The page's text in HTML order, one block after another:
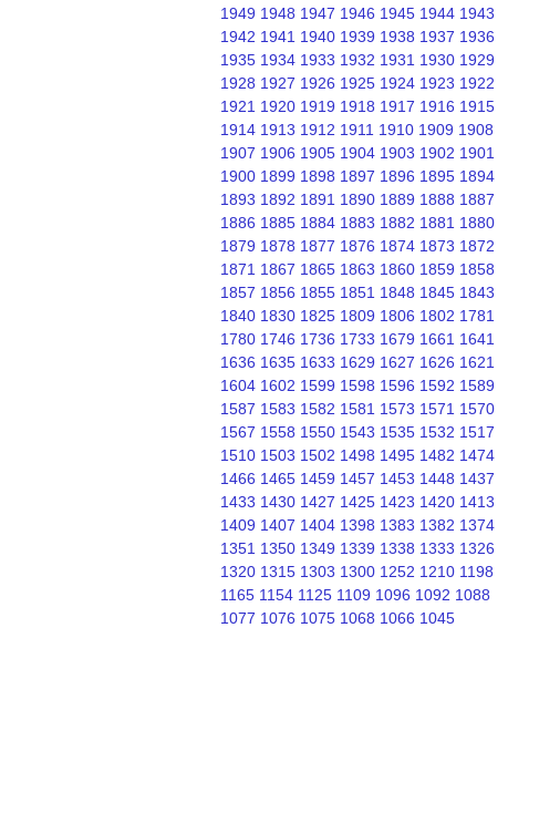
1949 1948 1947 1946 1945 1944 1943
1942 1941 1940 1939 1938 1937 1936
1935 1934 1933 1932 1931 1930 1929
1928 1927 1926 1925 1924 1923 1922
1921 1920 1919 1918 1917 1916 1915
1914 1913 1912 1911 1910 1909 1908
1907 1906 1905 1904 1903 1902 1901
1900 1899 1898 1897 1896 1895 1894
1893 1892 1891 1890 1889 1888 1887
1886 1885 1884 1883 1882 1881 1880
1879 1878 1877 1876 1874 1873 1872
1871 1867 1865 1863 1860 1859 1858
1857 1856 1855 1851 1848 1845 1843
1840 1830 1825 1809 1806 1802 1781
1780 1746 1736 1733 1679 1661 1641
1636 1635 1633 1629 1627 1626 1621
1604 1602 1599 1598 1596 1592 1589
1587 1583 1582 1581 1573 1571 1570
1567 1558 1550 1543 1535 1532 1517
1510 1503 1502 1498 1495 1482 1474
1466 1465 1459 1457 1453 1448 1437
1433 1430 1427 1425 1423 1420 1413
1409 1407 1404 1398 1383 1382 1374
1351 1350 1349 1339 1338 1333 1326
1320 1315 1303 1300 1252 1210 1198
1165 1154 1125 1109 1096 1092 1088
1077 1076 1075 1068 1066 1045